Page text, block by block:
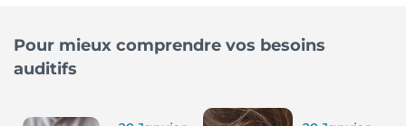
Pour mieux comprendre vos besoins
auditifs